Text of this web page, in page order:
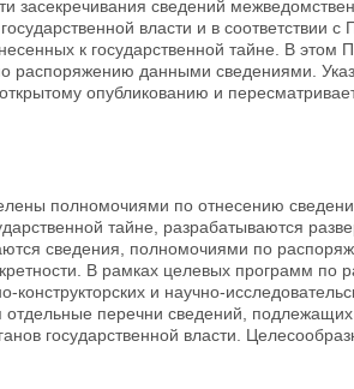
засекречивания сведений
власти и в соответствии с
к государственной тайне. В этом
распоряжению данными сведениями.
опубликованию и
полномочиями по отнесению
тайне, разрабатываются
сведения, полномочиями по
В рамках целевых программ по
и научно-
отдельные перечни сведений,
государственной власти.